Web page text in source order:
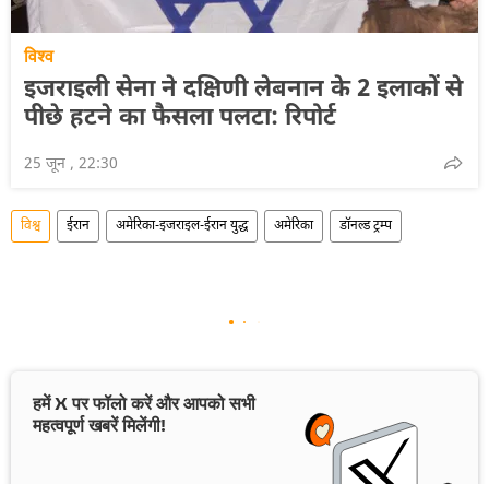
विश्व
इजराइली सेना ने दक्षिणी लेबनान के 2 इलाकों से
पीछे हटने का फैसला पलटा: रिपोर्ट
25 जून , 22:30
विश्व ईरान अमेरिका-इजराइल-ईरान युद्ध अमेरिका डॉनल्ड ट्रम्प
हमें X पर फॉलो करें और आपको सभी
महत्वपूर्ण खबरें मिलेंगी!